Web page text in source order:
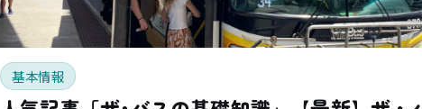
基本情報